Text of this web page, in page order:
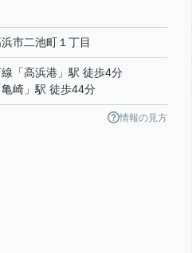
市二池町 １丁目
「高浜港 」駅 徒歩4分
亀崎 」駅 徒歩44分
情報の見方